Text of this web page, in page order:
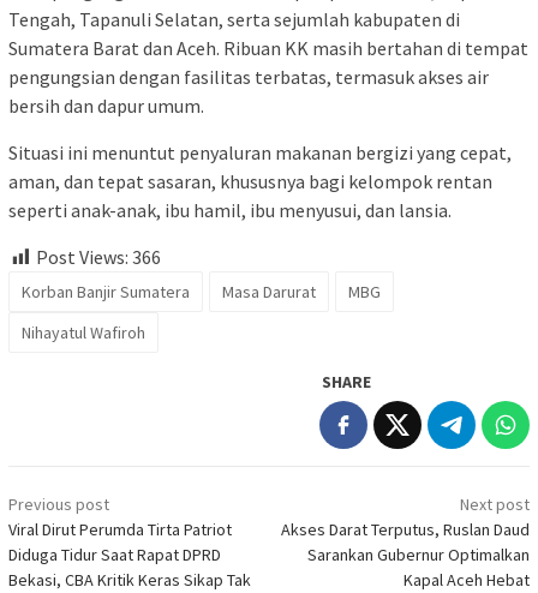
Tengah, Tapanuli Selatan, serta sejumlah kabupaten di
Sumatera Barat dan Aceh. Ribuan KK masih bertahan di tempat
pengungsian dengan fasilitas terbatas, termasuk akses air
bersih dan dapur umum.
Situasi ini menuntut penyaluran makanan bergizi yang cepat,
aman, dan tepat sasaran, khususnya bagi kelompok rentan
seperti anak-anak, ibu hamil, ibu menyusui, dan lansia.
Post Views: 366
Korban Banjir Sumatera Masa Darurat
MBG
Nihayatul Wafiroh
SHARE
Post
navigation
Previous post
Viral Dirut Perumda Tirta Patriot
Diduga Tidur Saat Rapat DPRD
Bekasi, CBA Kritik Keras Sikap Tak
Next post
Akses Darat Terputus, Ruslan Daud
Sarankan Gubernur Optimalkan
Kapal Aceh Hebat